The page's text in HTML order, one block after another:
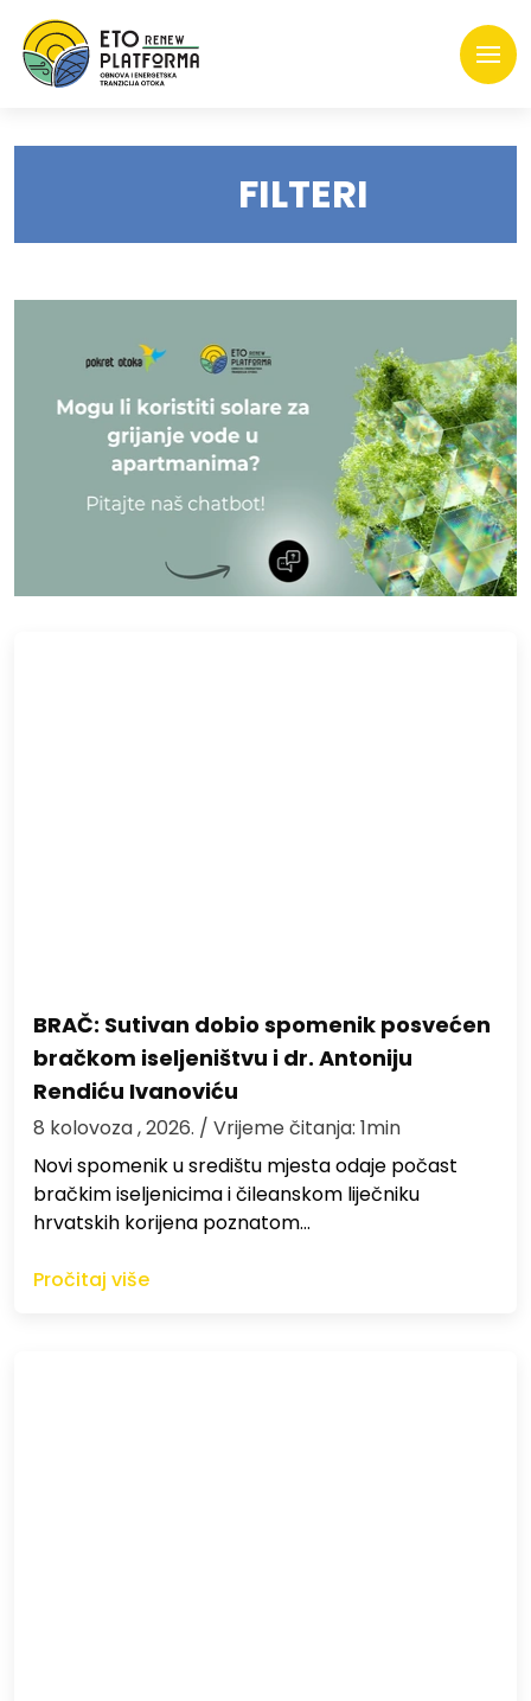
FILTERI
BRAČ: Sutivan dobio spomenik posvećen
bračkom iseljeništvu i dr. Antoniju
Rendiću Ivanoviću
8 kolovoza , 2026. / Vrijeme čitanja: 1min
Novi spomenik u središtu mjesta odaje počast
bračkim iseljenicima i čileanskom liječniku
hrvatskih korijena poznatom…
Pročitaj više